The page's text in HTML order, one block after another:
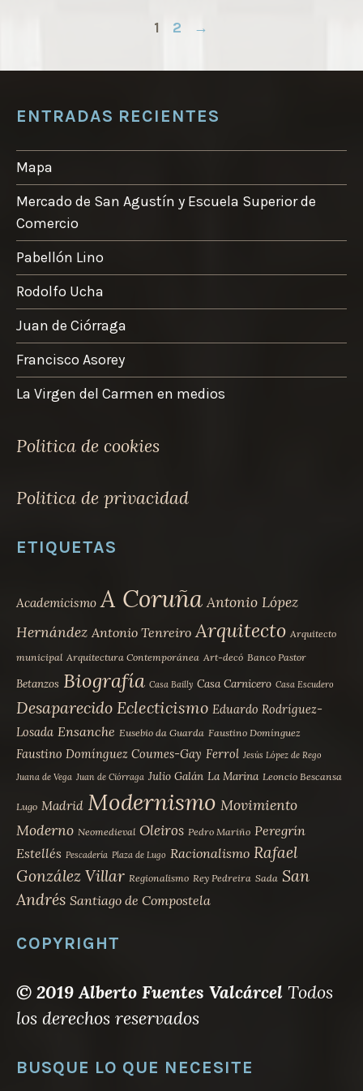
la
página
1 2 →
ENTRADAS RECIENTES
Mapa
Mercado de San Agustín y Escuela Superior de
Comercio
Pabellón Lino
Rodolfo Ucha
Juan de Ciórraga
Francisco Asorey
La Virgen del Carmen en medios
Politica de cookies
Politica de privacidad
ETIQUETAS
Academicismo A Coruña Antonio López
Hernández Antonio Tenreiro Arquitecto Arquitecto
municipal Arquitectura Contemporánea Art-decó Banco Pastor
Betanzos Biografía Casa Bailly Casa Carnicero Casa Escudero
Desaparecido Eclecticismo Eduardo Rodríguez-
Losada Ensanche Eusebio da Guarda Faustino Domínguez
Faustino Domínguez Coumes-Gay Ferrol Jesús López de Rego
Juana de Vega Juan de Ciórraga Julio Galán La Marina Leoncio Bescansa
Lugo Madrid Modernismo Movimiento
Moderno Neomedieval Oleiros Pedro Mariño Peregrín
Estellés Pescadería Plaza de Lugo Racionalismo Rafael
González Villar Regionalismo Rey Pedreira Sada San
Andrés Santiago de Compostela
COPYRIGHT
© 2019 Alberto Fuentes Valcárcel Todos
los derechos reservados
BUSQUE LO QUE NECESITE